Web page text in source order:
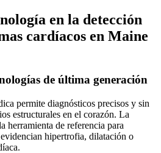
en la detección
cardíacos en Maine
de última generación
permite diagnósticos precisos y sin
estructurales en el corazón. La
herramienta de referencia para
hipertrofia, dilatación o